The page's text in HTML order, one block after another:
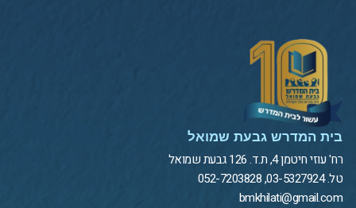
בית המדרש גבעת שמואל
רח' עוזי חיטמן 4, ת.ד. 126 גבעת שמואל
טל. 03-5327924, 052-7203828
bmkhilati@gmail.com